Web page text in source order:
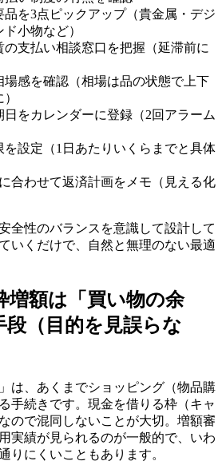
品を3点ピックアップ（貴金属・デジ
小物など）
の支払い相談窓口を把握（延滞前に
場感を確認（相場は品の状態で上下
日をカレンダーに登録（2回アラーム
を設定（1日あたりいくらまでと具体
合わせて返済計画をメモ（見える化
全性のバランスを意識して設計して
いくだけで、自然と無理のない最適
増額は「買い物の余
段（目的を見誤らな
は、あくまでショッピング（物品購
手続きです。現金を借りる枠（キャ
ので混同しないことが大切。増額審
実績が見られるのが一般的で、いわ
りにくいこともあります。